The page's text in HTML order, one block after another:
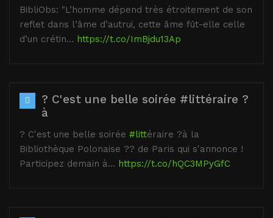
BibliObs: "L’homme dépend très étroitement de son
reflet dans l’âme d’autrui, cette âme fût-elle celle
d’un crétin… https://t.co/ImBjdu13Ap
? C'est une belle soirée #littéraire ?
à
? C'est une belle soirée #littéraire ?à la
Bibliothèque Polonaise ?? de Paris qui s'annonce !
Participez demain à… https://t.co/hQC3MPyGfC